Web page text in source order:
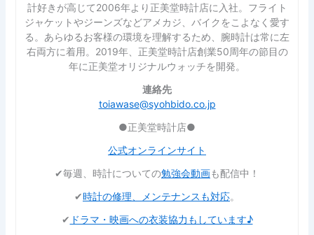
計好きが高じて2006年より正美堂時計店に入社。フライト
ジャケットやジーンズなどアメカジ、バイクをこよなく愛す
る。あらゆるお客様の環境を理解するため、腕時計は常に左
右両方に着用。2019年、正美堂時計店創業50周年の節目の
年に正美堂オリジナルウォッチを開発。
連絡先
toiawase@syohbido.co.jp
●正美堂時計店●
公式オンラインサイト
✔︎毎週、時計についての勉強会動画も配信中！
✔︎時計の修理、メンテナンスも対応。
✔︎ ドラマ・映画への衣装協力もしています♪